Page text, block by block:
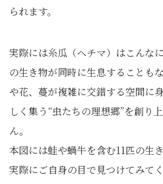
られます。
実際には糸瓜（ヘチマ）はこんな
の生き物が同時に生息することも
や花、蔓が複雑に交錯する空間に
しく集う“虫たちの理想郷”を創り
ん。
本図には蛙や蝸牛を含む11匹の生
実際にご自身の目で見つけてみてく